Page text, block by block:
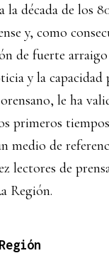
la década de los
y, como
de fuerte arraigo
y la capacidad
le ha
primeros
medio de
lectores de
Región.